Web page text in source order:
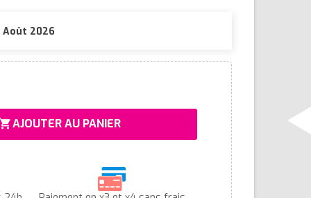
Août 2026
shopping_cartAJOUTER AU PANIER